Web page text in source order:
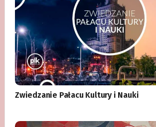
Zwiedzanie Pałacu Kultury i Nauki